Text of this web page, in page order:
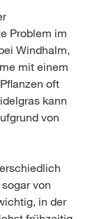
Problem im
Windhalm,
mit einem
oft
kann
von
von
in der